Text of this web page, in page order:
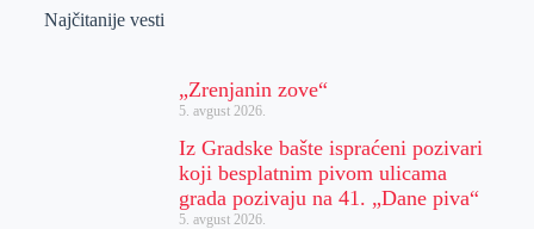
Najčitanije vesti
„Zrenjanin zove“
5. avgust 2026.
Iz Gradske bašte ispraćeni pozivari
koji besplatnim pivom ulicama
grada pozivaju na 41. „Dane piva“
5. avgust 2026.